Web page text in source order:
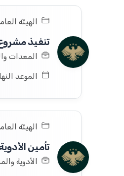
الهيئة
المعدات
الموعد النهائي: 04/
الهيئة
الأدوية